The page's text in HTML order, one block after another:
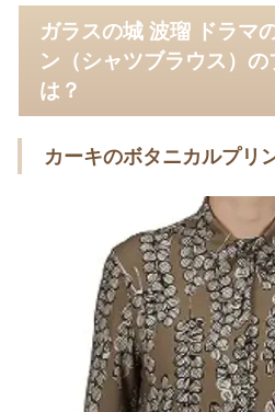
ガラスの城 波瑠 ドラマ
ン（シャツブラウス）
は？
カーキのボタニカルプリ